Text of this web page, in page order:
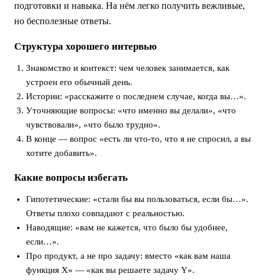
подготовки и навыка. На нём легко получить вежливые,
но бесполезные ответы.
Структура хорошего интервью
Знакомство и контекст: чем человек занимается, как
устроен его обычный день.
Истории: «расскажите о последнем случае, когда вы…».
Уточняющие вопросы: «что именно вы делали», «что
чувствовали», «что было трудно».
В конце — вопрос «есть ли что-то, что я не спросил, а вы
хотите добавить».
Какие вопросы избегать
Гипотетические: «стали бы вы пользоваться, если бы…».
Ответы плохо совпадают с реальностью.
Наводящие: «вам не кажется, что было бы удобнее,
если…».
Про продукт, а не про задачу: вместо «как вам наша
функция X» — «как вы решаете задачу Y».